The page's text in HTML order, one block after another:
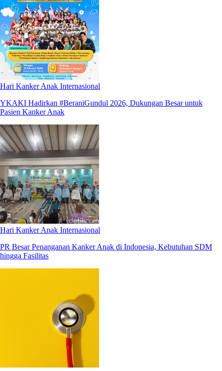
Hari Kanker Anak Internasional
YKAKI Hadirkan #BeraniGundul 2026, Dukungan Besar untuk
Pasien Kanker Anak
Hari Kanker Anak Internasional
PR Besar Penanganan Kanker Anak di Indonesia, Kebutuhan SDM
hingga Fasilitas